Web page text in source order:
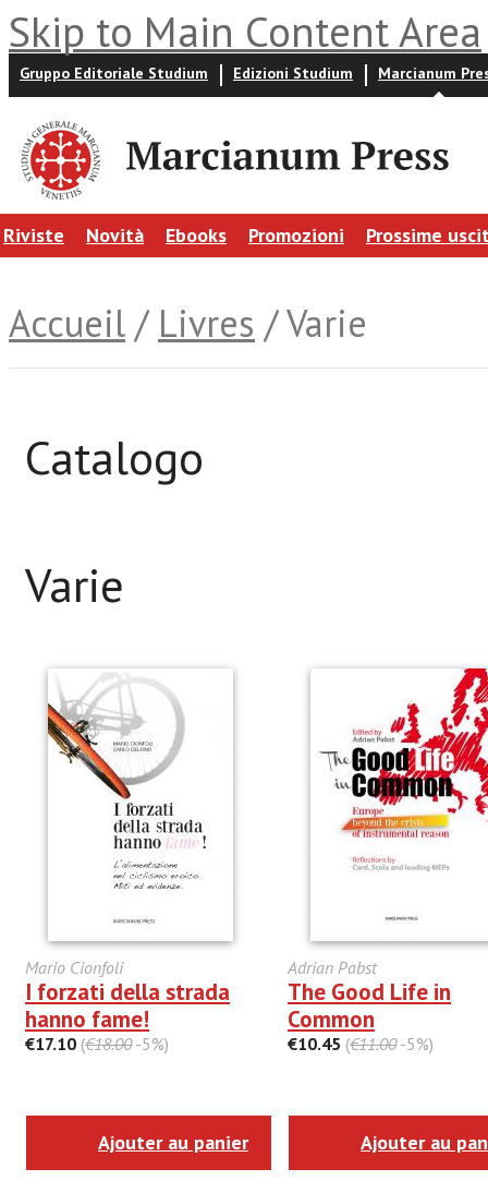
Skip to Main Content Area
Gruppo Editoriale Studium Edizioni Studium Marcianum
Riviste Novità Ebooks Promozioni Prossime
Accueil / Livres / Varie
Catalogo
Varie
Mario Cionfoli
I forzati della strada
hanno fame!
€17.10 (€18.00-5%)
Ajouter au panier
Adrian Pabst
The Good Life in
Common
€10.45 (€11.00-5%)
Ajouter au